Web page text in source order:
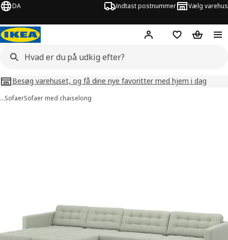
DA Indtast postnummer Vælg varehus
Hej! Log ind her
Huskeliste
Kurv
Besøg varehuset, og få dine nye favoritter med hjem i dag
…SofaerSofaer med chaiselong